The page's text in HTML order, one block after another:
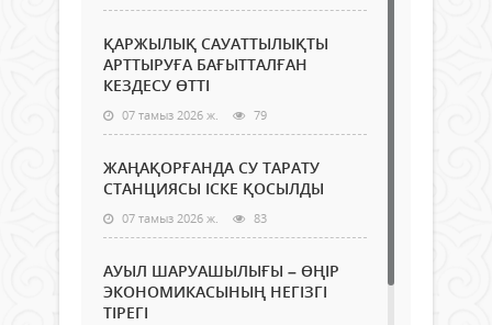
ҚАРЖЫЛЫҚ САУАТТЫЛЫҚТЫ
АРТТЫРУҒА БАҒЫТТАЛҒАН
КЕЗДЕСУ ӨТТІ
07 тамыз 2026 ж. 79
ЖАҢАҚОРҒАНДА СУ ТАРАТУ
СТАНЦИЯСЫ ІСКЕ ҚОСЫЛДЫ
07 тамыз 2026 ж. 83
АУЫЛ ШАРУАШЫЛЫҒЫ – ӨҢІР
ЭКОНОМИКАСЫНЫҢ НЕГІЗГІ
ТІРЕГІ